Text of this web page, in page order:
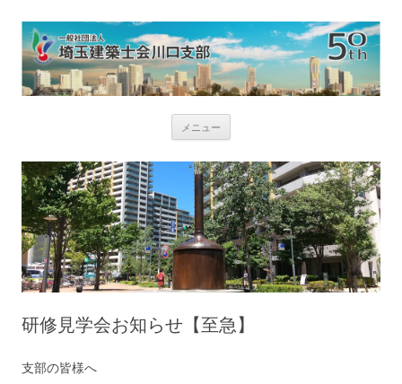
メニュー
ン
ツ
へ
ス
キ
ッ
プ
研修見学会お知らせ【至急】
支部の皆様へ